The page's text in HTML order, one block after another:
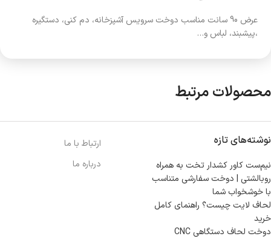
عرض 90 سانت مناسب دوخت سرویس آشپزخانه، دم کنی، دستگیره
،پیشبند، لباس و…
محصولات مرتبط
نوشته‌های تازه
نیم‌ست کاور کشدار تخت به همراه
روبالشتی | دوخت سفارشی متناسب
با خوشخواب شما
لحاف لایت چیست؟ راهنمای کامل
خرید
دوخت لحاف دستگاهی CNC
ارتباط با ما
درباره ما